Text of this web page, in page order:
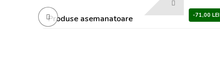
-71,00 LEI
Produse asemanatoare